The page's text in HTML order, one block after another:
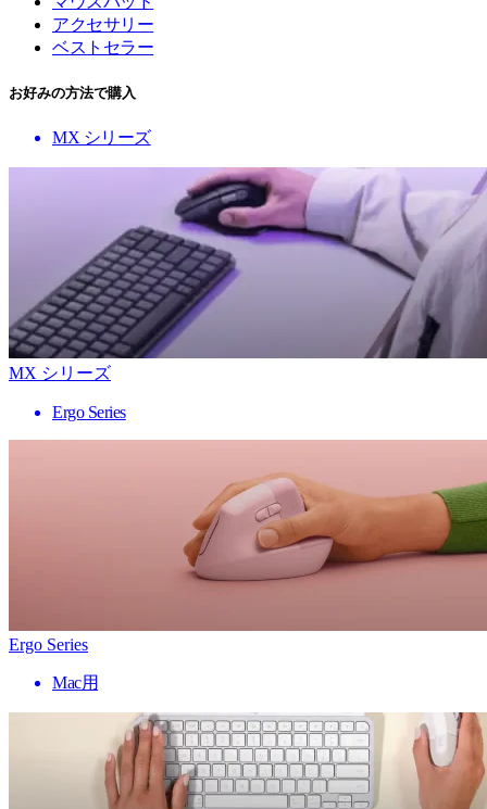
アクセサリー
ベストセラー
お好みの方法で購入
MX シリーズ
MX シリーズ
Ergo Series
Ergo Series
Mac用